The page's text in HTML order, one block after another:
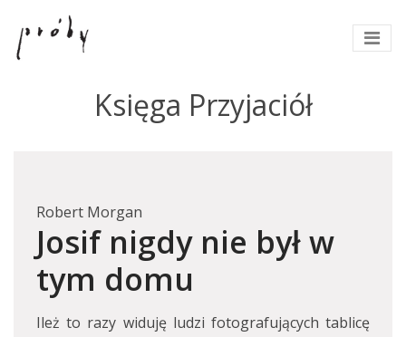
Księga Przyjaciół
Robert Morgan
Josif nigdy nie był w
tym domu
Ileż to razy widuję ludzi fotografujących tablicę